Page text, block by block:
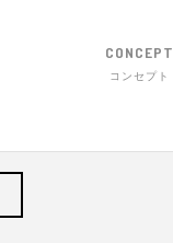
CONCEPT
コンセプト